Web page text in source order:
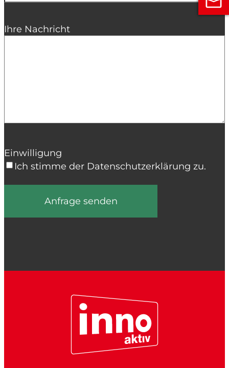
Ihre Nachricht
Einwilligung
Ich stimme der Datenschutzerklärung zu.